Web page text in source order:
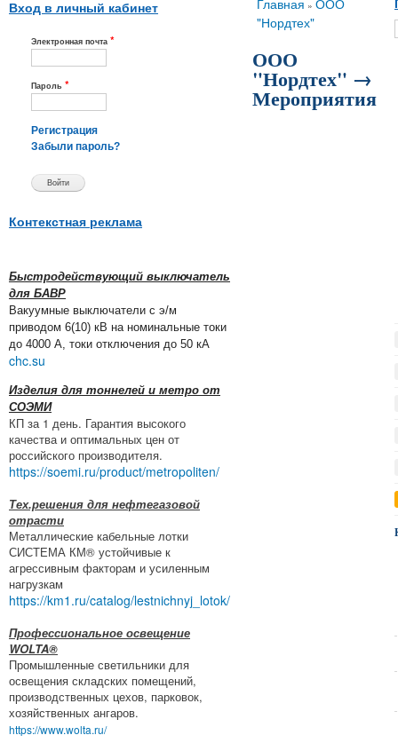
Вход в личный кабинет
Электронная почта *
Пароль *
Регистрация
Забыли пароль?
Контекстная реклама
Быстродействующий выключатель
для БАВР
Вакуумные выключатели с э/м
приводом 6(10) кВ на номинальные токи
до 4000 А, токи отключения до 50 кА
chc.su
Изделия для тоннелей и метро от
СОЭМИ
КП за 1 день. Гарантия высокого
качества и оптимальных цен от
российского производителя.
https://soemi.ru/product/metropoliten/
Тех.решения для нефтегазовой
отрасти
Металлические кабельные лотки
СИСТЕМА КМ® устойчивые к
агрессивным факторам и усиленным
нагрузкам
https://km1.ru/catalog/lestnichnyj_lotok/
Профессиональное освещение
WOLTA®
Промышленные светильники для
освещения складских помещений,
производственных цехов, парковок,
хозяйственных ангаров.
https://www.wolta.ru/
Вы здесь
Главная » ООО
"Нордтех"
ООО
"Нордтех" →
Мероприятия